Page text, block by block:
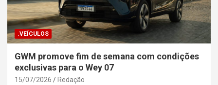
.VEÍCULOS
GWM promove fim de semana com condições
exclusivas para o Wey 07
15/07/2026 Redação